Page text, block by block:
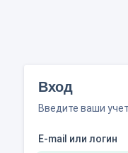
Вход
Введите ваши
E-mail или логин